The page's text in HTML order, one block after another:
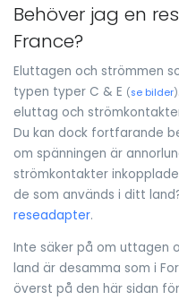
Behöver jag en
France?
Eluttagen och strömmen
typen typer C & E (se bilder)
eluttag och
Du kan dock fortfarande
om spänningen är
strömkontakter
de som används i ditt
reseadapter.
Inte säker på om uttagen
land är desamma som i
överst på den här sidan